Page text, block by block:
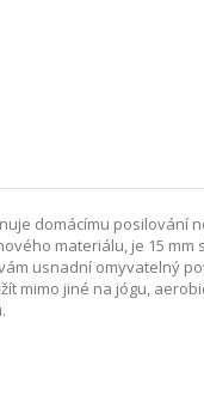
domácímu posilování
materiálu, je 15
usnadní omyvatelný
mimo jiné na jógu,